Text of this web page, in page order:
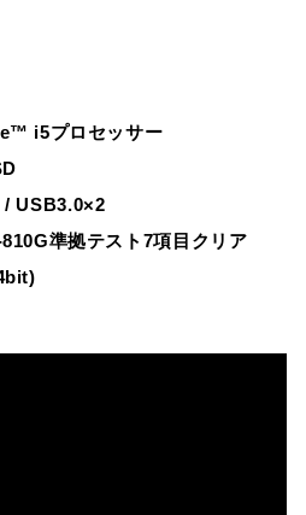
i5プロセッサー
USB3.0×2
準拠テスト7項目クリア